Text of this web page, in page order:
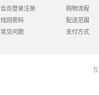
会员登录注册
找回密码
常见问题
购物流程
配送范围
支付方式